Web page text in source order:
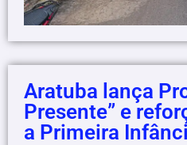
Aratuba lança
Presente” e
a Primeira